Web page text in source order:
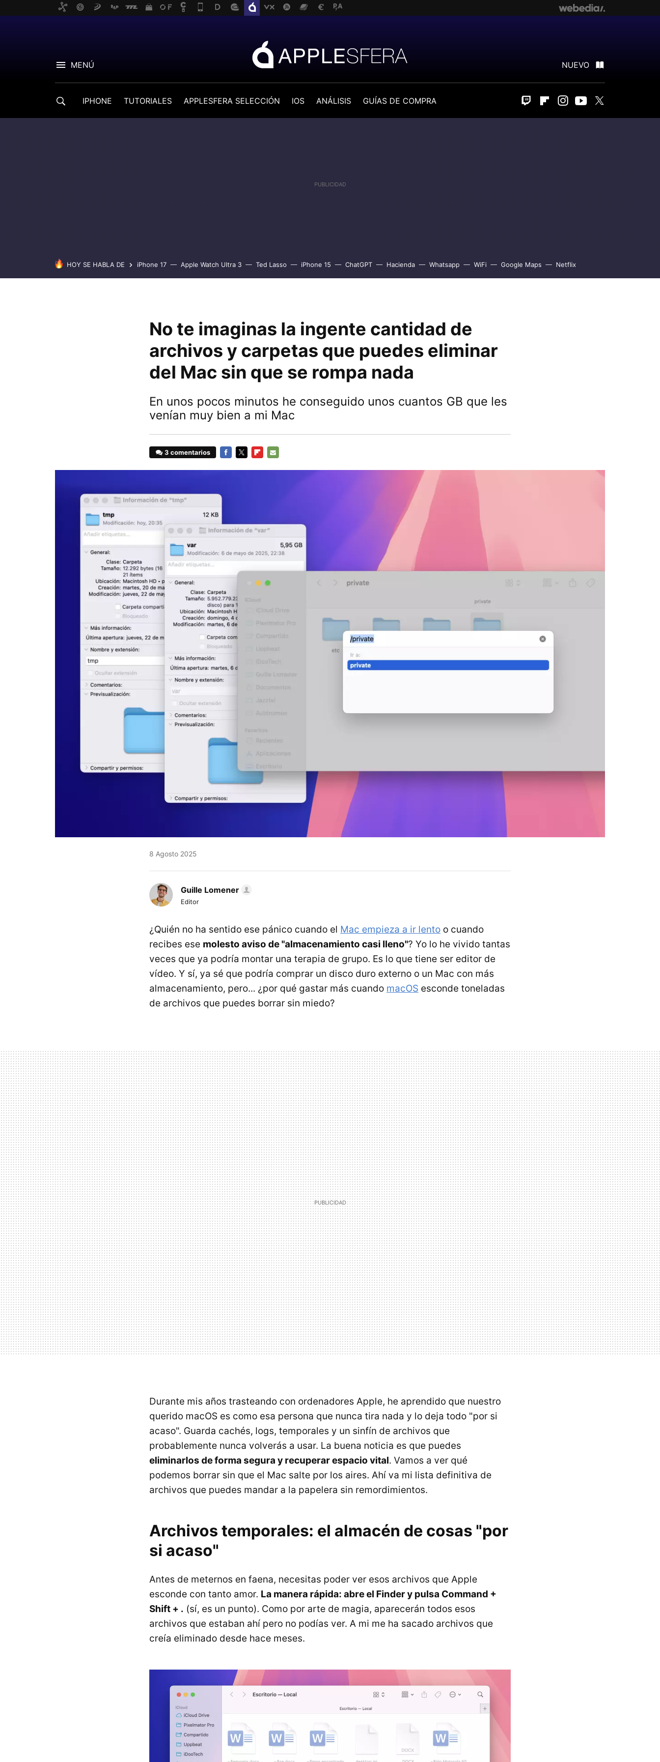
MENÚ NUEVO
IPHONE TUTORIALES APPLESFERA SELECCIÓN IOS ANÁLISIS GUÍAS DE COMPRA Twitch FlipboardInstagram
Youtube
HOY SE HABLA DE iPhone 17 Apple Watch Ultra 3 Ted Lasso iPhone 15 ChatGPT Hacienda Whatsapp WiFi Google Maps Netflix
No te imaginas la ingente cantidad de
archivos y carpetas que puedes eliminar
del Mac sin que se rompa nada
En unos pocos minutos he conseguido unos cuantos GB que les
venían muy bien a mi Mac
3 comentarios
8 Agosto 2025
Guille Lomener
Editor
¿Quién no ha sentido ese pánico cuando el Mac empieza a ir lento o cuando
recibes ese molesto aviso de "almacenamiento casi lleno"? Yo lo he vivido tantas
veces que ya podría montar una terapia de grupo. Es lo que tiene ser editor de
vídeo. Y sí, ya sé que podría comprar un disco duro externo o un Mac con más
almacenamiento, pero... ¿por qué gastar más cuando macOS esconde toneladas
de archivos que puedes borrar sin miedo?
Durante mis años trasteando con ordenadores Apple, he aprendido que nuestro
querido macOS es como esa persona que nunca tira nada y lo deja todo "por si
acaso". Guarda cachés, logs, temporales y un sinfín de archivos que
probablemente nunca volverás a usar. La buena noticia es que puedes
eliminarlos de forma segura y recuperar espacio vital. Vamos a ver qué
podemos borrar sin que el Mac salte por los aires. Ahí va mi lista definitiva de
archivos que puedes mandar a la papelera sin remordimientos.
Archivos temporales: el almacén de cosas "por
si acaso"
Antes de meternos en faena, necesitas poder ver esos archivos que Apple
esconde con tanto amor. La manera rápida: abre el Finder y pulsa Command +
Shift + . (sí, es un punto). Como por arte de magia, aparecerán todos esos
archivos que estaban ahí pero no podías ver. A mi me ha sacado archivos que
creía eliminado desde hace meses.